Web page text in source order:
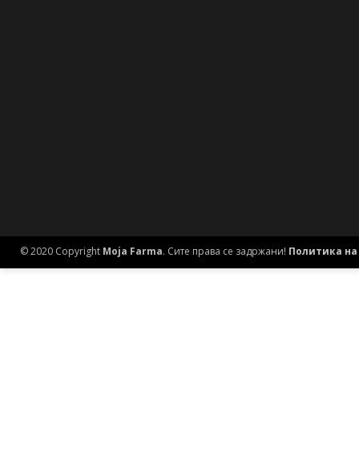
© 2020 Copyright Moja Farma. Сите права се задржани! Политика